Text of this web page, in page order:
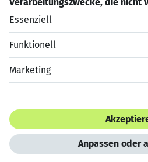
Datenschutzerklärung